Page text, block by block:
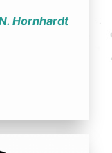
Hornhardt